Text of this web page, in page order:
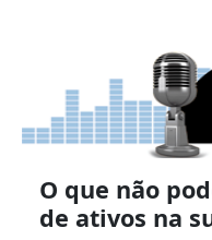
O que não
de ativos na